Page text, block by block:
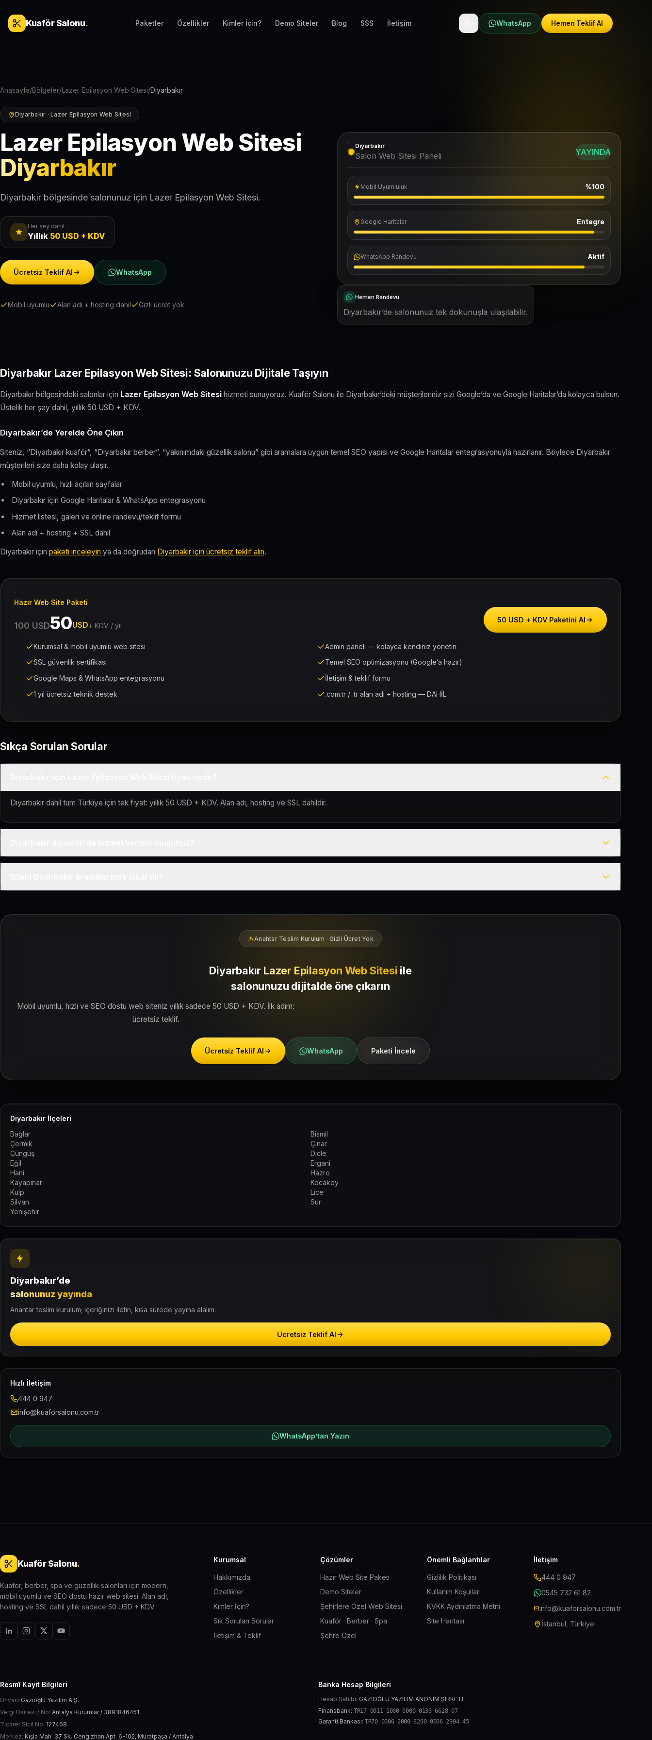
Kuaför Salonu. Paketler Özellikler Kimler İçin? Demo Siteler Blog SSS İletişim WhatsApp Hemen Teklif Al
Anasayfa/Bölgeler/Lazer Epilasyon Web Sitesi/Diyarbakır
Diyarbakır · Lazer Epilasyon Web Sitesi
Lazer Epilasyon Web Sitesi
Diyarbakır
Diyarbakır bölgesinde salonunuz için Lazer Epilasyon Web Sitesi.
Her şey dahil
Yıllık 50 USD + KDV
Ücretsiz Teklif Al WhatsApp
Mobil uyumlu Alan adı + hosting dahil Gizli ücret yok
Diyarbakır
Salon Web Sitesi Paneli YAYINDA
Mobil Uyumluluk %100
Google Haritalar Entegre
WhatsApp Randevu Aktif
Hemen Randevu
Diyarbakır’de salonunuz tek dokunuşla ulaşılabilir.
Diyarbakır Lazer Epilasyon Web Sitesi: Salonunuzu Dijitale Taşıyın
Diyarbakır bölgesindeki salonlar için Lazer Epilasyon Web Sitesi hizmeti sunuyoruz. Kuaför Salonu ile Diyarbakır’deki müşterileriniz sizi Google’da ve Google Haritalar’da kolayca bulsun.
Üstelik her şey dahil, yıllık 50 USD + KDV.
Diyarbakır’de Yerelde Öne Çıkın
Siteniz, “Diyarbakır kuaför”, “Diyarbakır berber”, “yakınımdaki güzellik salonu” gibi aramalara uygun temel SEO yapısı ve Google Haritalar entegrasyonuyla hazırlanır. Böylece Diyarbakır
müşterileri size daha kolay ulaşır.
Mobil uyumlu, hızlı açılan sayfalar
Diyarbakır için Google Haritalar & WhatsApp entegrasyonu
Hizmet listesi, galeri ve online randevu/teklif formu
Alan adı + hosting + SSL dahil
Diyarbakır için paketi inceleyin ya da doğrudan Diyarbakır için ücretsiz teklif alın.
Hazır Web Site Paketi
100 USD50USD+ KDV / yıl
50 USD + KDV Paketini Al
Kurumsal & mobil uyumlu web sitesi
Admin paneli — kolayca kendiniz yönetin
SSL güvenlik sertifikası
Temel SEO optimizasyonu (Google’a hazır)
Google Maps & WhatsApp entegrasyonu
İletişim & teklif formu
1 yıl ücretsiz teknik destek
.com.tr / .tr alan adı + hosting — DAHİL
Sıkça Sorulan Sorular
Diyarbakır dahil tüm Türkiye için tek fiyat: yıllık 50 USD + KDV. Alan adı, hosting ve SSL dahildir.
Anahtar Teslim Kurulum · Gizli Ücret Yok
Diyarbakır Lazer Epilasyon Web Sitesi ile
salonunuzu dijitalde öne çıkarın
Mobil uyumlu, hızlı ve SEO dostu web siteniz yıllık sadece 50 USD + KDV. İlk adım:
ücretsiz teklif.
Ücretsiz Teklif Al WhatsApp Paketi İncele
Diyarbakır İlçeleri
Bağlar
Bismil
Çermik
Çınar
Çüngüş
Dicle
Eğil
Ergani
Hani
Hazro
Kayapınar
Kocaköy
Kulp
Lice
Silvan
Sur
Yenişehir
Diyarbakır’de
salonunuz yayında
Anahtar teslim kurulum; içeriğinizi iletin, kısa sürede yayına alalım.
Ücretsiz Teklif Al
Hızlı İletişim
444 0 947
info@kuaforsalonu.com.tr
WhatsApp’tan Yazın
Kuaför Salonu.
Kuaför, berber, spa ve güzellik salonları için modern,
mobil uyumlu ve SEO dostu hazır web sitesi. Alan adı,
hosting ve SSL dahil yıllık sadece 50 USD + KDV.
Kurumsal
Hakkımızda
Özellikler
Kimler İçin?
Sık Sorulan Sorular
İletişim & Teklif
Çözümler
Hazır Web Site Paketi
Demo Siteler
Şehirlere Özel Web Sitesi
Kuaför · Berber · Spa
Şehre Özel
Önemli Bağlantılar
Gizlilik Politikası
Kullanım Koşulları
KVKK Aydınlatma Metni
Site Haritası
İletişim
444 0 947
0545 732 61 82
info@kuaforsalonu.com.tr
İstanbul, Türkiye
Resmî Kayıt Bilgileri
Unvan: Gazioğlu Yazılım A.Ş.
Vergi Dairesi / No: Antalya Kurumlar / 3891846451
Ticaret Sicil No: 127468
Merkez: Kışla Mah. 37 Sk. Cengizhan Apt. 6-102, Muratpaşa / Antalya
Banka Hesap Bilgileri
Hesap Sahibi: GAZİOĞLU YAZILIM ANONİM ŞİRKETİ
Finansbank: TR17 0011 1000 0000 0133 6628 07
Garanti Bankası: TR70 0006 2000 3200 0006 2904 45